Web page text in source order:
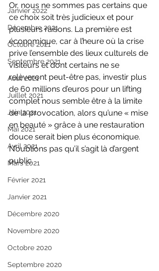
Janvier 2022
Décembre 2021
Octobre 2021
Septembre 2021
Aout 2021
Juillet 2021
Juin 2021
Mai 2021
Avril 2021
Mars 2021
Février 2021
Janvier 2021
Décembre 2020
Novembre 2020
Octobre 2020
Septembre 2020
Or, nous ne sommes pas certains que
ce choix soit très judicieux et pour
plusieurs raisons. La première est
économique, car à l’heure où la crise
prive l’ensemble des lieux culturels de
visiteurs et dont certains ne se
relèveront peut-être pas, investir plus
de 60 millions d’euros pour un lifting
complet nous semble être à la limite
de la provocation, alors qu’une « mise
en beauté » grâce à une restauration
douce serait bien plus économique.
N’oublions pas qu’il s’agit là d’argent
public.